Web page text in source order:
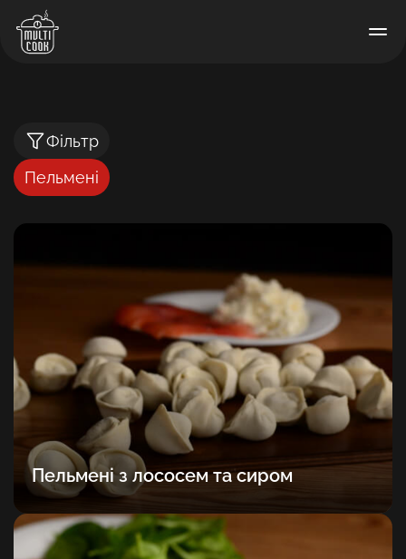
Фільтр
Пельмені
Пельмені з лососем та сиром